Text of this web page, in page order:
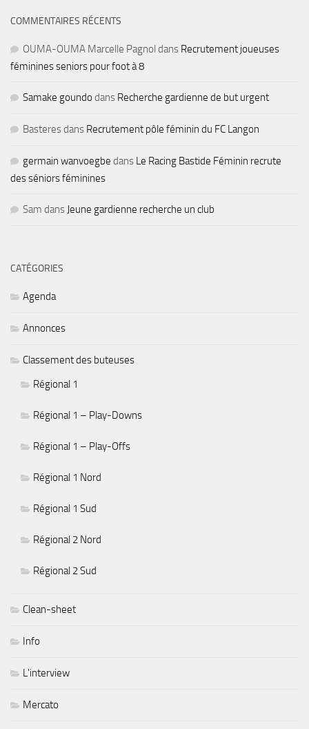
COMMENTAIRES RÉCENTS
OUMA-OUMA Marcelle Pagnol dans Recrutement joueuses
féminines seniors pour foot à 8
Samake goundo dans Recherche gardienne de but urgent
Basteresdans Recrutement pôle féminin du FC Langon
germain wanvoegbe dans Le Racing Bastide Féminin recrute
des séniors féminines
Sam dans Jeune gardienne recherche un club
CATÉGORIES
Agenda
Annonces
Classement des buteuses
Régional 1
Régional 1 – Play-Downs
Régional 1 – Play-Offs
Régional 1 Nord
Régional 1 Sud
Régional 2 Nord
Régional 2 Sud
Clean-sheet
Info
L'interview
Mercato